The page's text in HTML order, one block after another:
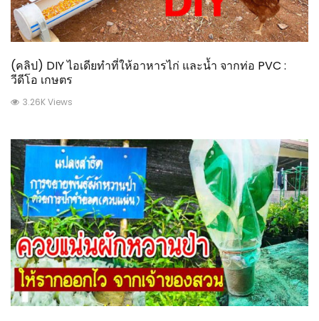
(คลิป) DIY ไอเดียทำที่ให้อาหารไก่ และน้ำ จากท่อ PVC :
วีดีโอ เกษตร
3.26K Views